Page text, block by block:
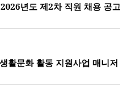
년도 제2차 직원 채용 공고
활문화 활동 지원사업 매니